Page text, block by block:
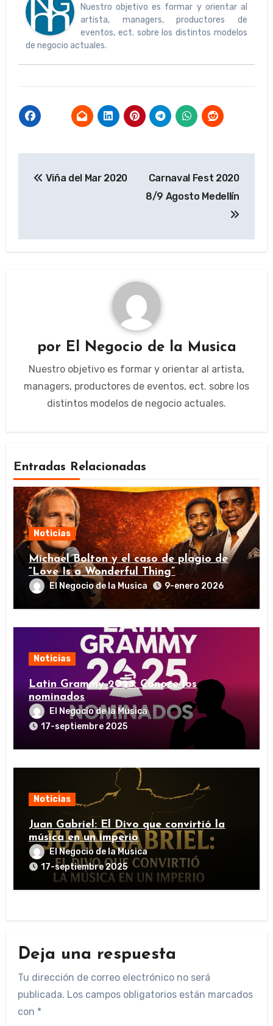
Nuestro objetivo es formar y orientar al
artista, managers, productores de
eventos, ect. sobre los distintos modelos
de negocio actuales.
Viña del Mar 2020
Carnaval Fest 2020
8/9 Agosto Medellín
por El Negocio de la Musica
Nuestro objetivo es formar y orientar al artista,
managers, productores de eventos, ect. sobre los
distintos modelos de negocio actuales.
Entradas Relacionadas
Noticias
Michael Bolton y el caso de plagio de
“Love Is a Wonderful Thing”
El Negocio de la Musica 9-enero 2026
Noticias
Latin Grammy 2025: Conoce los
nominados
El Negocio de la Musica
17-septiembre 2025
Noticias
Juan Gabriel: El Divo que convirtió la
música en un imperio
El Negocio de la Musica
17-septiembre 2025
Deja una respuesta
Tu dirección de correo electrónico no será
publicada. Los campos obligatorios están marcados
con *